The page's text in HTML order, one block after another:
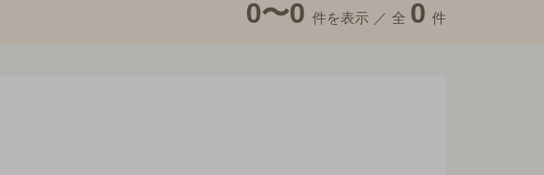
0〜0 件を表示 ／ 全 0 件